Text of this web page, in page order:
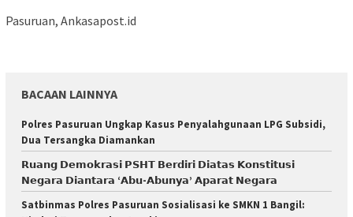
Pasuruan, Ankasapost.id
BACAAN LAINNYA
Polres Pasuruan Ungkap Kasus Penyalahgunaan LPG Subsidi,
Dua Tersangka Diamankan
𝗥𝘂𝗮𝗻𝗴 𝗗𝗲𝗺𝗼𝗸𝗿𝗮𝘀𝗶 𝗣𝗦𝗛𝗧 𝗕𝗲𝗿𝗱𝗶𝗿𝗶 𝗗𝗶𝗮𝘁𝗮𝘀 𝗞𝗼𝗻𝘀𝘁𝗶𝘁𝘂𝘀𝗶
𝗡𝗲𝗴𝗮𝗿𝗮 𝗗𝗶𝗮𝗻𝘁𝗮𝗿𝗮 ‘𝗔𝗯𝘂-𝗔𝗯𝘂𝗻𝘆𝗮’ 𝗔𝗽𝗮𝗿𝗮𝘁 𝗡𝗲𝗴𝗮𝗿𝗮
Satbinmas Polres Pasuruan Sosialisasi ke SMKN 1 Bangil: